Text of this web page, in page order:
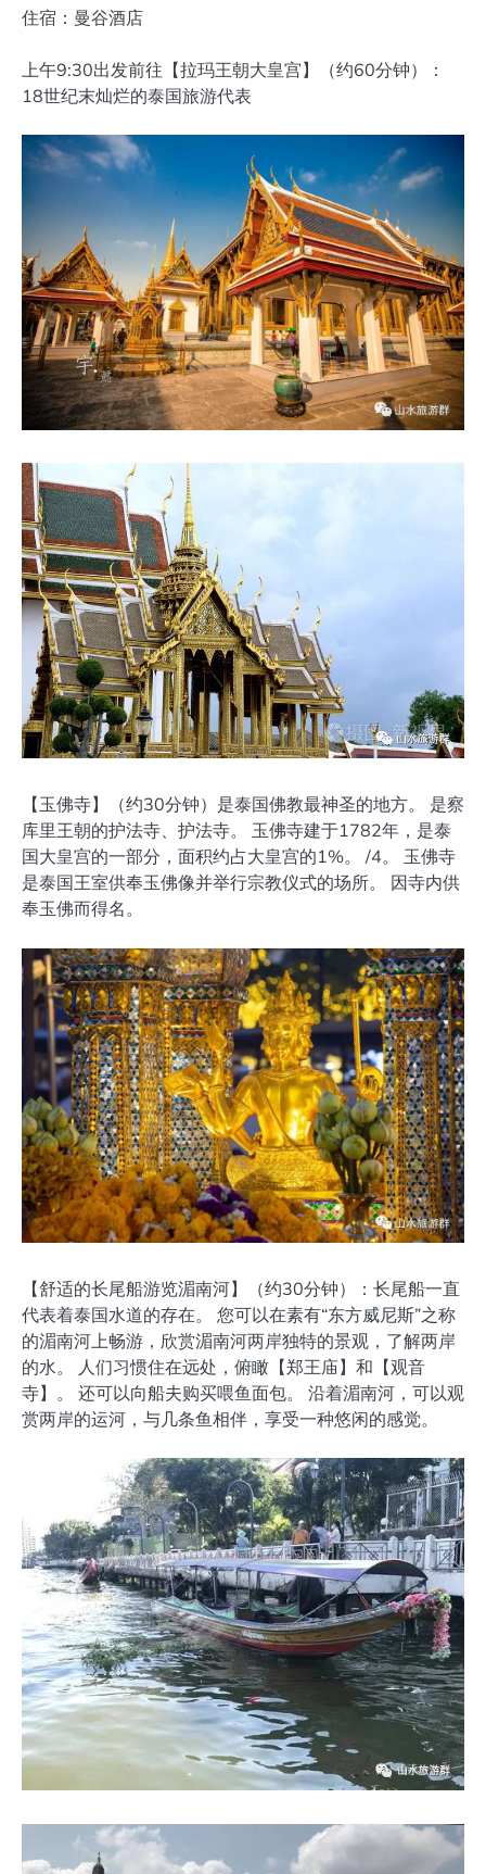
住宿：曼谷酒店
上午9:30出发前往【拉玛王朝大皇宫】（约60分钟）：
18世纪末灿烂的泰国旅游代表
【玉佛寺】（约30分钟）是泰国佛教最神圣的地方。 是察
库里王朝的护法寺、护法寺。 玉佛寺建于1782年，是泰
国大皇宫的一部分，面积约占大皇宫的1%。 /4。 玉佛寺
是泰国王室供奉玉佛像并举行宗教仪式的场所。 因寺内供
奉玉佛而得名。
【舒适的长尾船游览湄南河】（约30分钟）：长尾船一直
代表着泰国水道的存在。 您可以在素有“东方威尼斯”之称
的湄南河上畅游，欣赏湄南河两岸独特的景观，了解两岸
的水。 人们习惯住在远处，俯瞰【郑王庙】和【观音
寺】。 还可以向船夫购买喂鱼面包。 沿着湄南河，可以观
赏两岸的运河，与几条鱼相伴，享受一种悠闲的感觉。